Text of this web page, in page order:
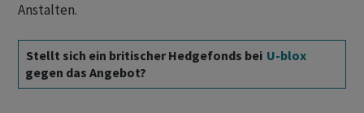
Anstalten.
Stellt sich ein britischer Hedgefonds bei U-blox
gegen das Angebot?